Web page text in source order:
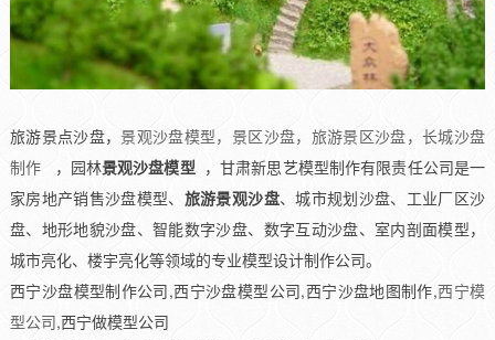
旅游景点沙盘，景观沙盘模型，景区沙盘，旅游景区沙盘，长城沙盘
制作 ，园林景观沙盘模型，甘肃新思艺模型制作有限责任公司是一
家房地产销售沙盘模型、 旅游景观沙盘、城市规划沙盘、 工业厂区沙
盘、地形地貌沙盘、智能数字沙盘、数字互动沙盘、室内剖面模型，
城市亮化、楼宇亮化等领域的专业模型设计制作公司。
西宁沙盘模型制作公司,西宁沙盘模型公司,西宁沙盘地图制作,西宁模
型公司,西宁做模型公司